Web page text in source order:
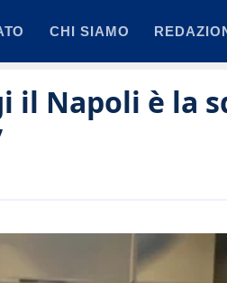
CHI SIAMO
il Napoli è la